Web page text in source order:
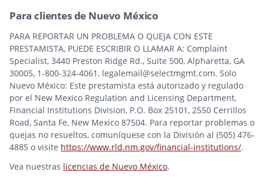
Para clientes de Nuevo México
PARA REPORTAR UN PROBLEMA O QUEJA CON ESTE
PRESTAMISTA, PUEDE ESCRIBIR O LLAMAR A: Complaint
Specialist, 3440 Preston Ridge Rd., Suite 500, Alpharetta, GA
30005, 1-800-324-4061, legalemail@selectmgmt.com. Solo
Nuevo México: Este prestamista está autorizado y regulado
por el New Mexico Regulation and Licensing Department,
Financial Institutions Division, P.O. Box 25101, 2550 Cerrillos
Road, Santa Fe, New Mexico 87504. Para reportar problemas o
quejas no resueltos, comuníquese con la División al (505) 476-
4885 o visite https://www.rld.nm.gov/financial-institutions/.
Vea nuestras licencias de Nuevo México.